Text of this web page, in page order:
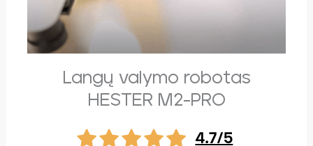
Langų valymo robotas
HESTER M2-PRO